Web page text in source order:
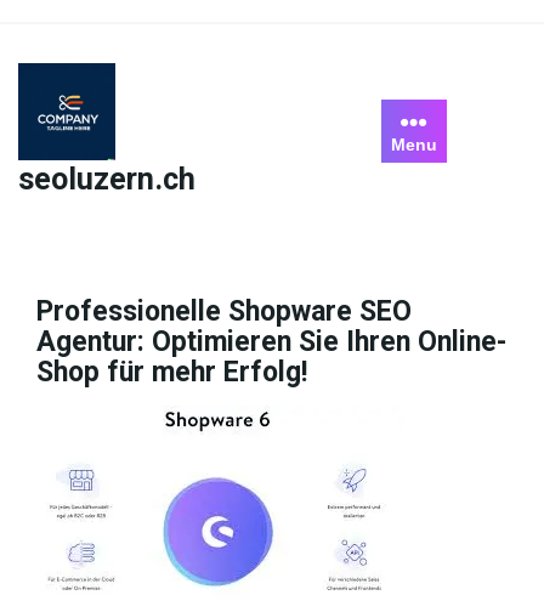
content
seoluzern.ch
Menu
Professionelle Shopware SEO
Agentur: Optimieren Sie Ihren Online-
Shop für mehr Erfolg!